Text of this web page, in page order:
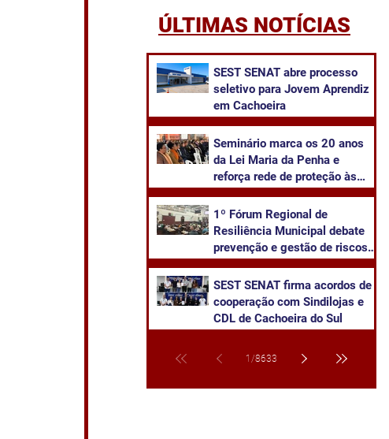
ÚLTIMAS NOTÍCIAS
SEST SENAT abre processo
seletivo para Jovem Aprendiz
em Cachoeira
Seminário marca os 20 anos
da Lei Maria da Penha e
reforça rede de proteção às
1º Fórum Regional de
Resiliência Municipal debate
prevenção e gestão de riscos
Sul
SEST SENAT firma acordos de
cooperação com Sindilojas e
CDL de Cachoeira do Sul
1 /8633